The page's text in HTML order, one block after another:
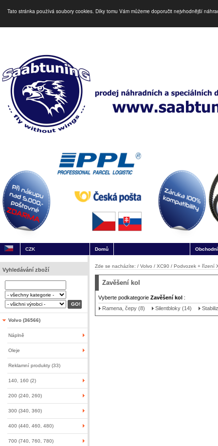
Tato stránka používá soubory cookies. Díky tomu Vám můžeme doporučit nejvhodnější
CZK Domů
Vyhledávání zboží
Volvo (36566)
Náplně
Oleje
Reklamní produkty (33)
140, 160 (2)
200 (240, 260)
300 (340, 360)
400 (440, 460, 480)
700 (740, 760, 780)
Zde se nacházíte: / Volvo / XC90 / Podvozek + řízení
Zavěšení kol
Vyberte podkategorie Zavěšení kol :
Ramena, čepy (8)
Silentbloky (14)